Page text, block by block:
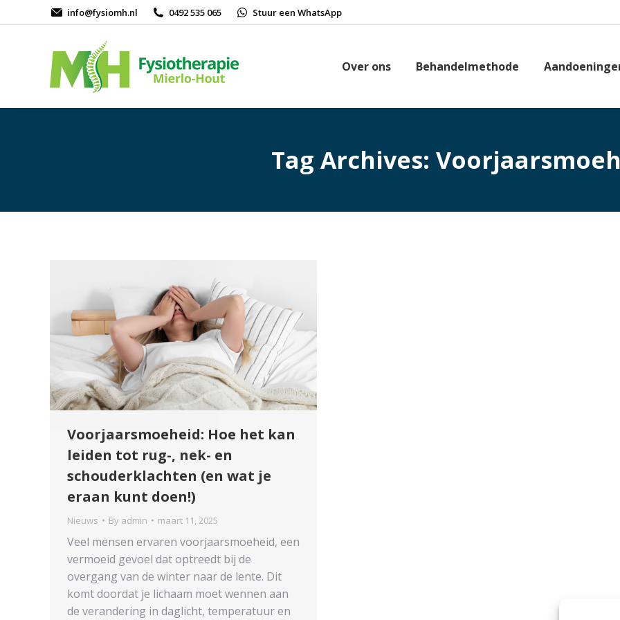
info@fysiomh.nl 0492 535 065 Stuur een WhatsApp
Over ons Behandelmethode
Tag Archives:
Voorjaarsmoeheid: Hoe het kan
leiden tot rug-, nek- en
schouderklachten (en wat je
eraan kunt doen!)
Nieuws By admin maart 11, 2025
Veel mensen ervaren voorjaarsmoeheid, een
vermoeid gevoel dat optreedt bij de
overgang van de winter naar de lente. Dit
komt doordat je lichaam moet wennen aan
de verandering in daglicht, temperatuur en